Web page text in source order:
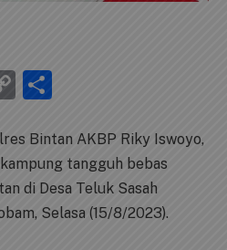
Copy
Bintan AKBP Riky Iswoyo,
tangguh bebas
di Desa Teluk Sasah
Selasa (15/8/2023).